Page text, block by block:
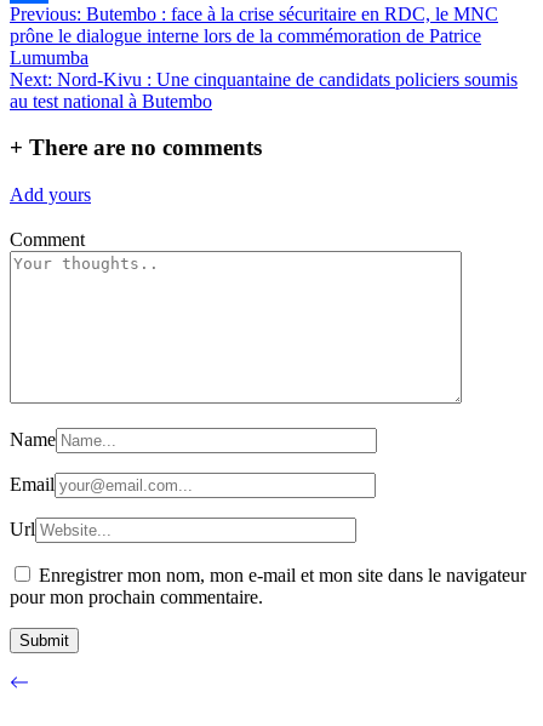
Partager
Navigation
de
l’article
Previous: Butembo : face à la crise sécuritaire en RDC, le MNC
prône le dialogue interne lors de la commémoration de Patrice
Lumumba
Next: Nord-Kivu : Une cinquantaine de candidats policiers soumis
au test national à Butembo
+ There are no comments
Add yours
Comment
Name
Email
Url
Enregistrer mon nom, mon e-mail et mon site dans le navigateur
pour mon prochain commentaire.